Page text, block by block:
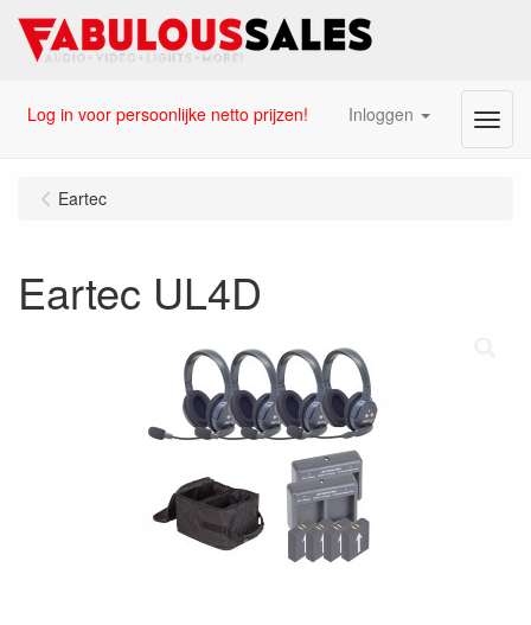
Log in voor persoonlijke netto prijzen! Inloggen Menu
Eartec
Eartec UL4D